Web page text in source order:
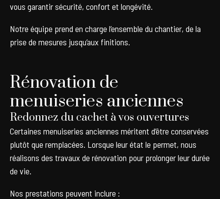
vous garantir sécurité, confort et longévité.
Notre équipe prend en charge l’ensemble du chantier, de la
prise de mesures jusqu’aux finitions.
Rénovation de
menuiseries anciennes
Redonnez du cachet à vos ouvertures
Certaines menuiseries anciennes méritent d’être conservées
plutôt que remplacées. Lorsque leur état le permet, nous
réalisons des travaux de rénovation pour prolonger leur durée
de vie.
Nos prestations peuvent inclure :